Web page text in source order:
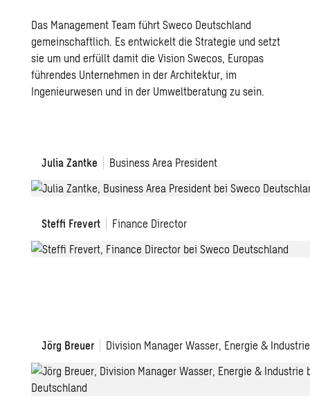
Das Management Team führt Sweco Deutschland
gemeinschaftlich. Es entwickelt die Strategie und setzt
sie um und erfüllt damit die Vision Swecos, Europas
führendes Unternehmen in der Architektur, im
Ingenieurwesen und in der Umweltberatung zu sein.
Julia Zantke Business Area President
Steffi Frevert Finance Director
Jörg Breuer Division Manager Wasser, Energie & Industrie